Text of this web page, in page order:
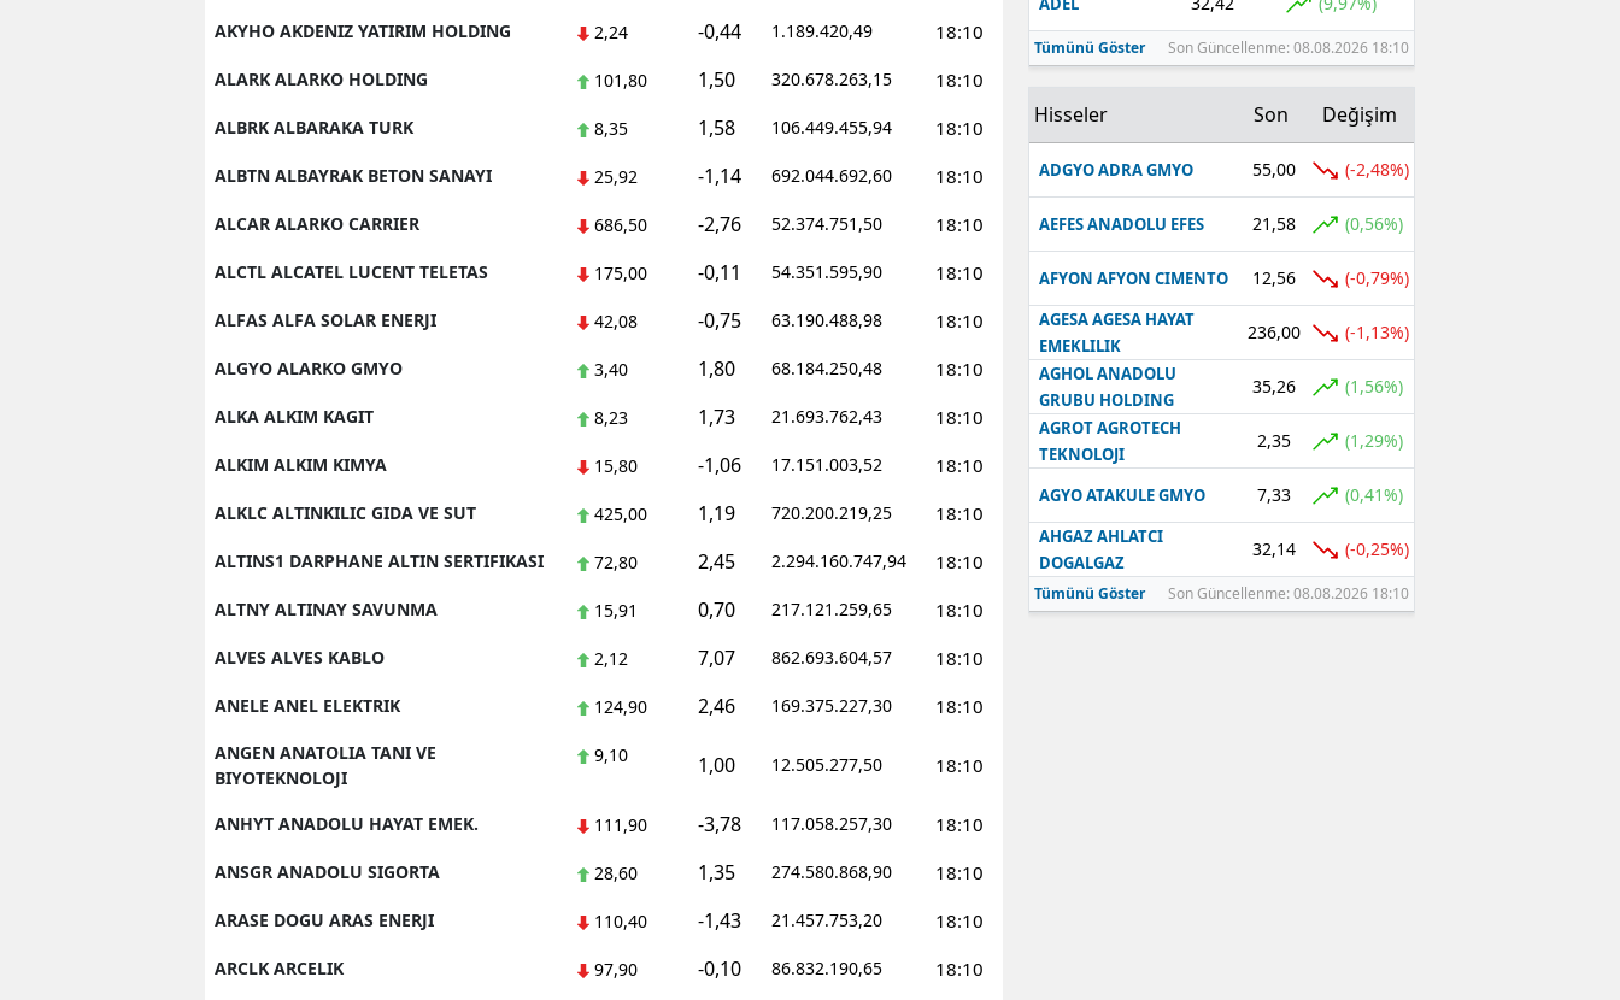
Muş
Nevşehir
Rize
Sakarya
Samsun
Tekirdağ
Trabzon
AKYHO AKDENIZ YATIRIM HOLDING 2,24 -0,44 1.189.420,49 18:10
ALARK ALARKO HOLDING 101,80 1,50 320.678.263,15 18:10
ALBRK ALBARAKA TURK 8,35 1,58 106.449.455,94 18:10
ALBTN ALBAYRAK BETON SANAYI 25,92 -1,14 692.044.692,60 18:10
ALCAR ALARKO CARRIER 686,50 -2,76 52.374.751,50 18:10
ALCTL ALCATEL LUCENT TELETAS 175,00 -0,11 54.351.595,90 18:10
ALFAS ALFA SOLAR ENERJI 42,08 -0,75 63.190.488,98 18:10
ALGYO ALARKO GMYO 3,40 1,80 68.184.250,48 18:10
ALKA ALKIM KAGIT 8,23 1,73 21.693.762,43 18:10
ALKIM ALKIM KIMYA 15,80 -1,06 17.151.003,52 18:10
ALKLC ALTINKILIC GIDA VE SUT 425,00 1,19 720.200.219,25 18:10
ALTINS1 DARPHANE ALTIN SERTIFIKASI 72,80 2,45 2.294.160.747,94 18:10
ALTNY ALTINAY SAVUNMA 15,91 0,70 217.121.259,65 18:10
ALVES ALVES KABLO 2,12 7,07 862.693.604,57 18:10
ANELE ANEL ELEKTRIK 124,90 2,46 169.375.227,30 18:10
ANGEN ANATOLIA TANI VE
BIYOTEKNOLOJI
9,10 1,00 12.505.277,50 18:10
ANHYT ANADOLU HAYAT EMEK. 111,90 -3,78 117.058.257,30 18:10
ANSGR ANADOLU SIGORTA 28,60 1,35 274.580.868,90 18:10
ARASE DOGU ARAS ENERJI 110,40 -1,43 21.457.753,20 18:10
ARCLK ARCELIK 97,90 -0,10 86.832.190,65 18:10
Tümünü Göster Son Güncellenme: 08.08.2026 18:10
Hisseler Son Değişim
ADGYO ADRA GMYO 55,00 (-2,48%)
AEFES ANADOLU EFES 21,58 (0,56%)
AFYON AFYON CIMENTO 12,56 (-0,79%)
AGESA AGESA HAYAT
EMEKLILIK
236,00 (-1,13%)
AGHOL ANADOLU
GRUBU HOLDING
35,26 (1,56%)
AGROT AGROTECH
TEKNOLOJI
2,35 (1,29%)
AGYO ATAKULE GMYO 7,33 (0,41%)
AHGAZ AHLATCI
DOGALGAZ
32,14 (-0,25%)
Tümünü Göster Son Güncellenme: 08.08.2026 18:10